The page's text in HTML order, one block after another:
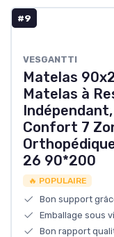
#9
VESGANTTI
Matelas
Matelas à
Confort 7
26 90*200
🔥 POPULAIRE
Bon support
Emballage sous
Bon rapport